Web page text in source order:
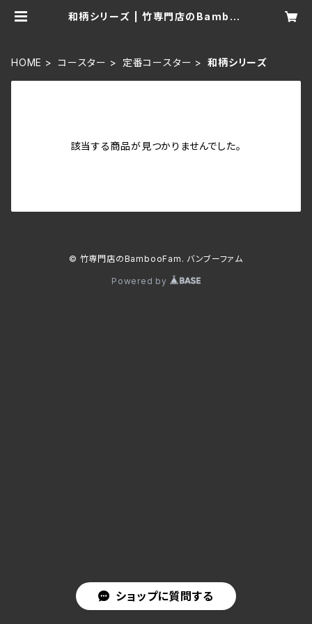
和柄シリーズ | 竹専門店のBamboo
HOME コースター 定番コースター 和柄シリーズ
該当する商品が見つかりませんでした。
© 竹専門店のBambooFam. バンブーファム
Powered by
ショップに質問する